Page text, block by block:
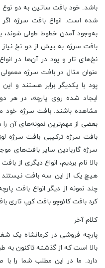
باشد. خود بافت ساتین به دو
شده است. انواع بافت سرژه
به‌وجود آمدن خطوط طولی شوند،
بافت سرژه به بیش از دو نخ
نخ‌های تار و پود در آن‌ها در
عنوان مثال در بافت سرژه
پود با یکدیگر برابر هستند و
ایجاد شده روی پارچه، در
مشاهده باشند. بافت سرژه خود
بعضی از مهم‌ترین‌ نمونه‌های آن
بافت سرژه ترکیبی بافت سرژه
سرژه گاربادین سایر بافت‌های
بالا نام بردیم، انواع دیگری از
هیچ یک از این سه بافت نیستند
چند نمونه از دیگر انواع بافت
کرد بافت کائوچو بافت کرپ تاری
کلام آخر
پارچه فروشی در کرمانشاه یک
بالا است که از گذشته تاکنون
دارد. ما در این مطلب شما را با